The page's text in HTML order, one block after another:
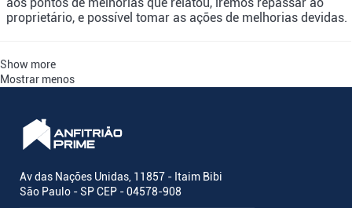
proprietário, e possível tomar as ações de melhorias devidas.
Show more
Mostrar menos
Av das Nações Unidas, 11857 - Itaim Bibi
São Paulo - SP CEP - 04578-908